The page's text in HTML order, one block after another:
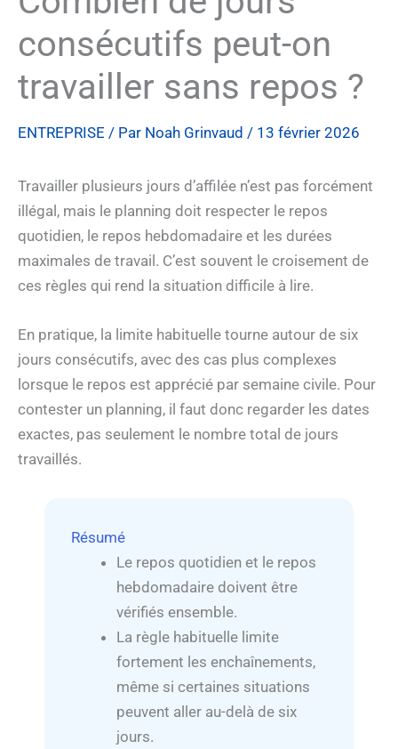
consécutifs peut-on
travailler sans repos ?
ENTREPRISE / Par Noah Grinvaud / 13 février 2026
Travailler plusieurs jours d’affilée n’est pas forcément
illégal, mais le planning doit respecter le repos
quotidien, le repos hebdomadaire et les durées
maximales de travail. C’est souvent le croisement de
ces règles qui rend la situation difficile à lire.
En pratique, la limite habituelle tourne autour de six
jours consécutifs, avec des cas plus complexes
lorsque le repos est apprécié par semaine civile. Pour
contester un planning, il faut donc regarder les dates
exactes, pas seulement le nombre total de jours
travaillés.
Résumé
Le repos quotidien et le repos
hebdomadaire doivent être
vérifiés ensemble.
La règle habituelle limite
fortement les enchaînements,
même si certaines situations
peuvent aller au-delà de six
jours.